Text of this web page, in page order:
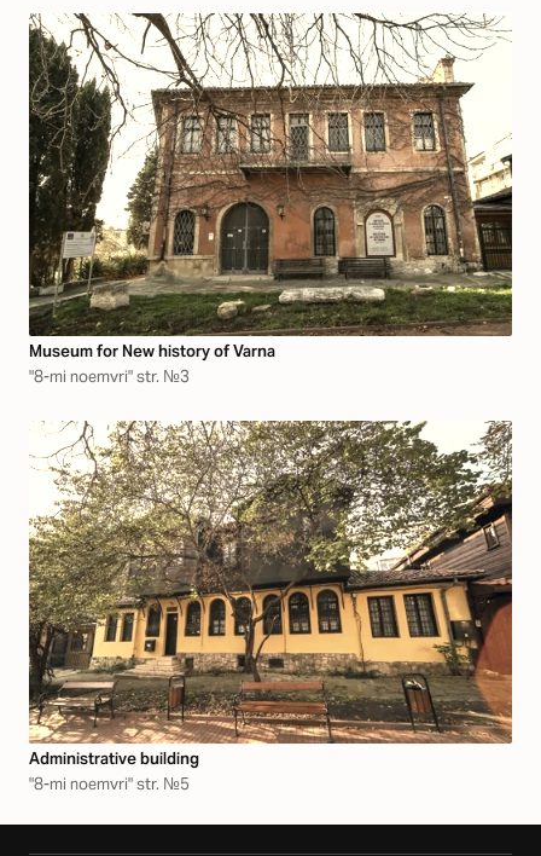
Museum for New history of Varna
"8-mi noemvri" str. №3
Аdministrative building
"8-mi noemvri" str. №5